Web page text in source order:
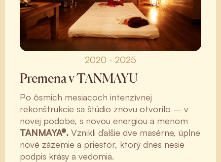
2020 - 2025
Premena v TANMAYU
Po ôsmich mesiacoch intenzívnej
rekonštrukcie sa štúdio znovu otvorilo – v
novej podobe, s novou energiou a menom
TANMAYA®. Vznikli ďalšie dve masérne, úplne
nové zázemie a priestor, ktorý dnes nesie
podpis krásy a vedomia.